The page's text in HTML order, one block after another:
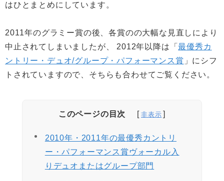
はひとまとめにしています。
2011年のグラミー賞の後、各賞のの大幅な見直しにより
中止されてしまいましたが、 2012年以降は「最優秀カ
ントリー・デュオ/グループ・パフォーマンス賞 」にシフ
トされていますので、そちらも合わせてご覧ください。
このページの目次
2010年・2011年の最優秀カントリ
ー・パフォーマンス賞ヴォーカル入
りデュオまたはグループ部門